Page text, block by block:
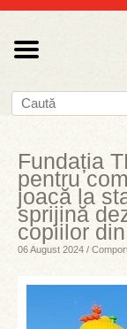
Fundația
pentru
joacă la
sprijină
copiilor
06 August 2024 /